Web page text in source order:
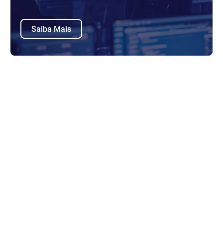
Saiba Mais